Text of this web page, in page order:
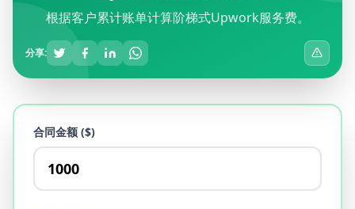
根据客户累计账单计算阶梯式Upwork服务费。
分享:
合同金额 ($)